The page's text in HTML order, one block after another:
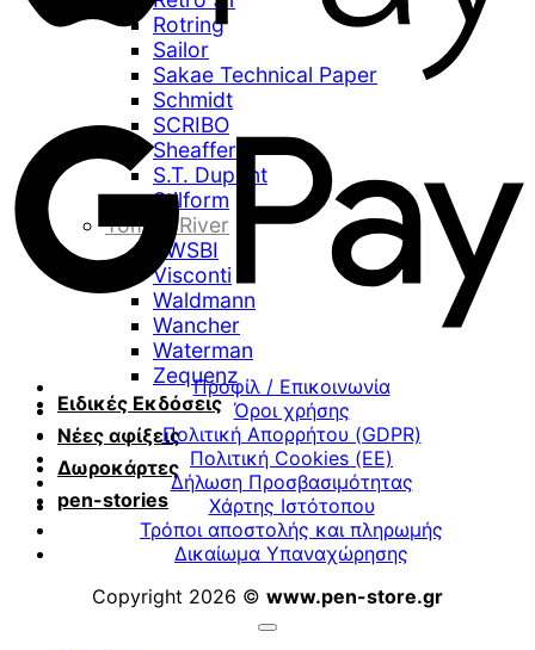
Rotring
Sailor
Sakae Technical Paper
Schmidt
SCRIBO
Sheaffer
S.T. Dupont
Stilform
Tomoe River
TWSBI
Visconti
Waldmann
Wancher
Waterman
Zequenz
Ειδικές Εκδόσεις
Νέες αφίξεις
Δωροκάρτες
pen-stories
Προφίλ / Επικοινωνία
Όροι χρήσης
Πολιτική Απορρήτου (GDPR)
Πολιτική Cookies (ΕΕ)
Δήλωση Προσβασιμότητας
Χάρτης Ιστότοπου
Τρόποι αποστολής και πληρωμής
Δικαίωμα Υπαναχώρησης
Copyright 2026 © www.pen-store.gr